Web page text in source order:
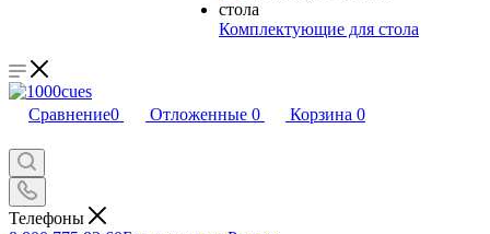
Комплектующие для стола
Сравнение0 Отложенные 0 Корзина 0
Телефоны